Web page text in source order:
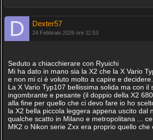
Dexter57
24 Febbraio 2026 ore 11:53
Seduto a chiacchierare con Ryuichi
Mi ha dato in mano sia la X2 che la X Vario
e non mi ci è voluto molto a capire e decidere..
La X Vario Typ107 bellissima solida ma con il
ingombrante e pesante (il doppio della X2
alla fine per quello che ci devo fare io ho
la X2 bella piccola leggera appena uscito dal
qualche scatto in Milano e metropolitana ...
MK2 o Nikon serie Zxx era proprio quello che